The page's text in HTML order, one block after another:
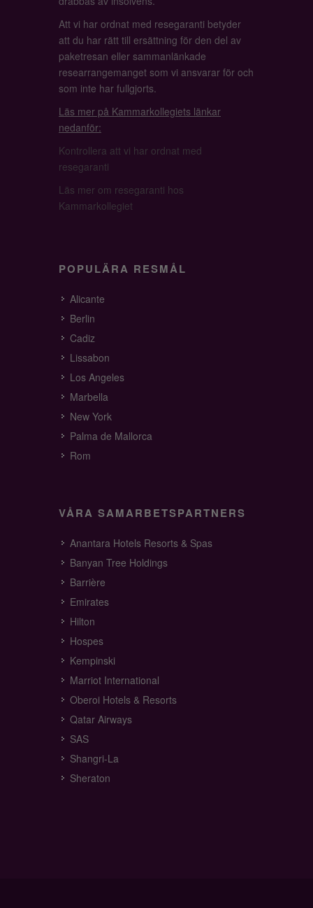
Att vi har ordnat med resegaranti betyder
att du har rätt till ersättning för den del av
paketresan eller sammanlänkade
researrangemanget som vi ansvarar för och
som inte har fullgjorts.
Läs mer på Kammarkollegiets länkar
nedanför:
Kontrollera att vi har ordnat med
resegaranti
Läs mer om resegaranti hos
Kammarkollegiet
POPULÄRA RESMÅL
Alicante
Berlin
Cadiz
Lissabon
Los Angeles
Marbella
New York
Palma de Mallorca
Rom
VÅRA SAMARBETSPARTNERS
Anantara Hotels Resorts & Spas
Banyan Tree Holdings
Barrière
Emirates
Hilton
Hospes
Kempinski
Marriot International
Oberoi Hotels & Resorts
Qatar Airways
SAS
Shangri-La
Sheraton